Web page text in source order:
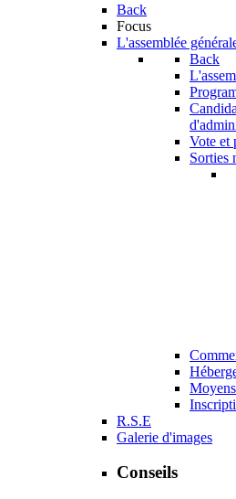
Back
Focus
L'assemblée
Back
Vote et
Sorties
R.S.E
Galerie d'images
Conseils